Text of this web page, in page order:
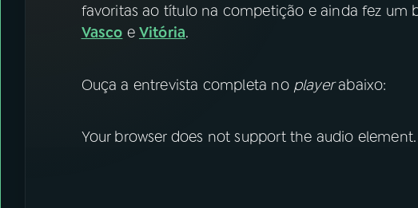
YouTube Facebook
favoritas ao título na competição e ainda fez um
Vasco e Vitória.
Ouça a entrevista completa no playerabaixo:
Your browser does not support the audio element.